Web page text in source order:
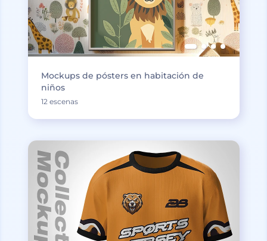
Mockups de pósters en habitación de
niños
12 escenas